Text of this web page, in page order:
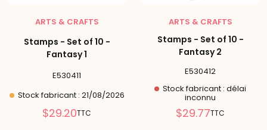
ARTS & CRAFTS
Stamps - Set of 10 -
Fantasy 1
E530411
Stock fabricant : 21/08/2026
Prix
$29.20TTC
ARTS & CRAFTS
Stamps - Set of 10 -
Fantasy 2
E530412
Stock fabricant : délai
inconnu
Prix
$29.77TTC